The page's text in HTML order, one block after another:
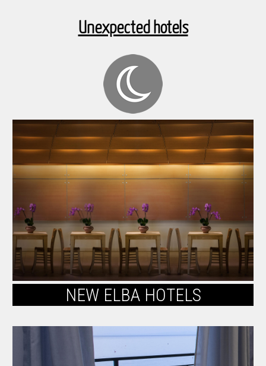
Unexpected hotels
NEW ELBA HOTELS